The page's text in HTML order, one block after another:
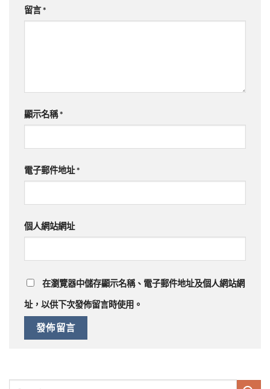
留言*
顯示名稱*
電子郵件地址*
個人網站網址
在瀏覽器中儲存顯示名稱、電子郵件地址及個人網站網
址，以供下次發佈留言時使用。